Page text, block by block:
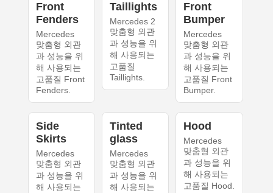
Front
Fenders
Mercedes
맞춤형 외관
과 성능을 위
해 사용되는
고품질 Front
Fenders.
Taillights
Mercedes 2
맞춤형 외관
과 성능을 위
해 사용되는
고품질
Taillights.
Front
Bumper
Mercedes
맞춤형 외관
과 성능을 위
해 사용되는
고품질 Front
Bumper.
Side
Skirts
Mercedes
맞춤형 외관
과 성능을 위
해 사용되는
Tinted
glass
Mercedes
맞춤형 외관
과 성능을 위
해 사용되는
Hood
Mercedes
맞춤형 외관
과 성능을 위
해 사용되는
고품질 Hood.